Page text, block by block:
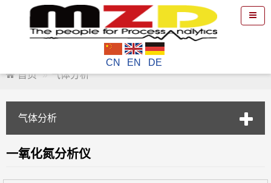
CN EN
DE
首页
气体分析
气体分析
一氧化氮分析仪